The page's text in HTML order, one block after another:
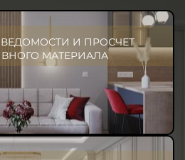
И ПРОСЧЕТ
МАТЕРИАЛА